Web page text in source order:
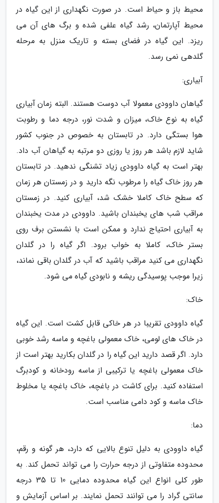
محیط باز و حیاط است. در صورت نگهداری از این گیاه در
محیط آپارتمان، رشد گیاه علفی شده و برگ های آن می
ریزد. این گیاه در فضای بسته و تاریک منزل به مرحله
گلدهی نمی رسد.
آبیاری:
گیاهان داوودی معمولا آب دوست هستند. البته زمان آبیاری
گیاه به نوع خاک، میزان و شدت نور، درجه دما و رطوبت
هوا بستگی دارد. در تابستان به خصوص در جنوب کشور
شاید لازم باشد هر روز یا روزی دو مرتبه به گیاهان آب داد.
بهتر است به گیاه داوودی زیاد تشنگی ندهید. در تابستان
هر روز خاک گیاه را مرطوب نگه دارید و در زمستان هر زمان
که سطح خاک کاملا خشک شد، آبیاری کنید. در زمستان
مراقب شب های یخبندان باشید. داوودی در مدت یخبندان
به آبیاری احتیاج ندارد و ممکن است با نشستن برف روی
بستر خاک، کاملا به خواب برود. اگر گیاه را در گلدان
نگهداری می کنید مراقب باشید که آب در گلدان باقی نماند،
زیرا موجب پوسیدگی ریشه و نابودی گیاه می شود.
خاک:
گیاه داوودی تقریبا در هر خاکی قابل کشت است. این گیاه
در خاک های لومی، خاک معمولی باغچه و ماسه رشد خوبی
دارد. اگر قصد دارید این گیاه را در گلدان بکارید بهتر است از
خاک معمولی باغچه یا ترکیبی از ماسه رودخانه و کودبرگ
استفاده کنید. برای کاشت در باغچه، خاک باغچه یا مخلوط
خاک ماسه و کود دامی مناسب است.
دما:
گیاه داوودی به دلیل تنوع بالایی که دارد، هر گونه و رقم،
محدوده متفاوتی از درجه حرارت را می تواند تحمل کند. به
طور کلی انواع این گیاه محدوده دمایی 10 تا 35 درجه
سانتی گراد را می توانند تحمل نمایند. بر اساس آزمایش و